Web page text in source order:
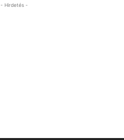
- Hirdetés -